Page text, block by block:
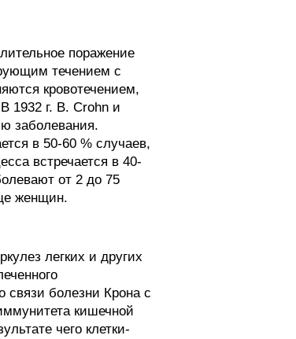
поражение
течением с
кровотечением,
1932 г. В. Crohn и
заболевания.
в 50-60 % случаев,
встречается в 40-
от 2 до 75
женщин.
легких и других
связи болезни Крона с
кишечной
чего клетки-